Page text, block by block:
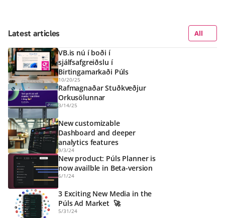
Latest articles All
VB.is nú í boði í
sjálfsafgreiðslu í
Birtingamarkaði Púls
10/20/25
Rafmagnaðar Stuðkveðjur
Orkusölunnar
3/14/25
New customizable
Dashboard and deeper
analytics features
9/3/24
New product: Púls Planner is
now availble in Beta-version
6/1/24
3 Exciting New Media in the
Púls Ad Market  🚀
5/31/24